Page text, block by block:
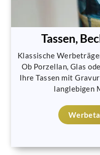
Tassen,
Klassische
Ob Porzellan, Glas
Ihre Tassen mit
langlebigen